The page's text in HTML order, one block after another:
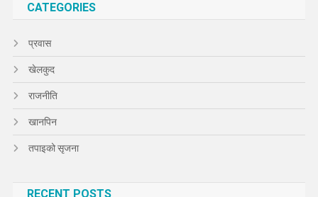
CATEGORIES
प्रवास
खेलकुद
राजनीति
खानपिन
तपाइको सृजना
RECENT POSTS